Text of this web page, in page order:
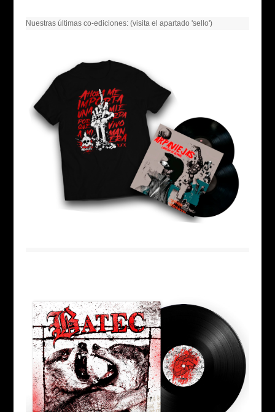
Nuestras últimas co-ediciones: (visita el apartado 'sello')